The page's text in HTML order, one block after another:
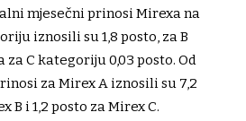
mjesečni prinosi Mirexa na
iznosili su 1,8 posto, za B
za C kategoriju 0,03 posto. Od
za Mirex A iznosili su 7,2
B i 1,2 posto za Mirex C.